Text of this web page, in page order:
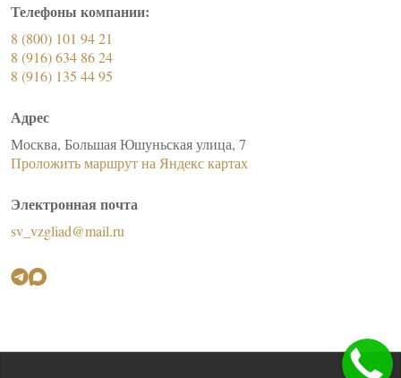
Телефоны компании:
8 (800) 101 94 21
8 (916) 634 86 24
8 (916) 135 44 95
Адрес
Москва, Большая Юшуньская улица, 7
Проложить маршрут на Яндекс картах
Электронная почта
sv_vzgliad@mail.ru